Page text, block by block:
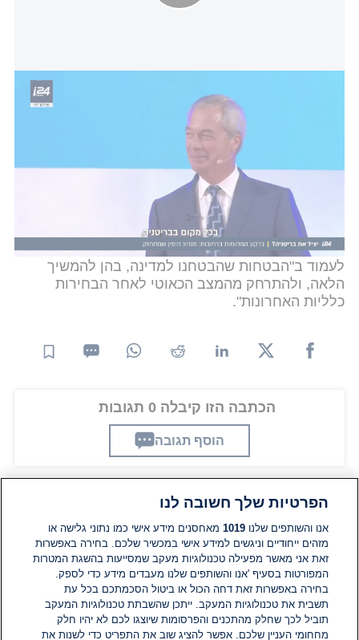
בתוך כך, סטארמר פרסם מכתב בו התייחס להתפטרותו
של שר הבריאות וס סטריטינג, הראשון מבין חברי
הקבינט לנקוט בצעד זה. "אני מצטער על עזיבתו", כתב
וציין כי תוצאות הבחירות המקומיות שנערכו בשבוע
שעבר היו "קשות מאוד".
בהמשך, תיאר את מפלגת הלייבור כמי שנמצאת
ב"מאבק על נשמת האומה שלנו" ציין כי חלק מזה הוא
לעמוד ב"הבטחות שהבטחנו למדינה, בהן להמשיך
הלאה, ולהתרחק מהמצב הכאוטי לאחר הבחירות
כלליות האחרונות".
הכתבה הזו קיבלה 0 תגובות
הוסף תגובה
תגובות
אין עדיין תגובות. היה הראשון להגיב
הוסף תגובה
הפרטיות שלך חשובה לנו
אנו והשותפים שלנו1019 מאחסנים מידע אישי כמו נתוני גלישה או
מזהים ייחודיים וניגשים למידע אישי במכשיר שלכם. בחירה באפשרות
זאת אני מאשר מפעילה טכנולוגיות מעקב שמסייעות בהשגת המטרות
המפורטות בסעיף 'אנו והשותפים שלנו מעבדים מידע כדי לספק.
בחירה באפשרות זאת דחה הכול או ביטול הסכמתכם בכל עת
תשבית את טכנולוגיות המעקב. ייתכן שהשבתת טכנולוגיות המעקב
תוביל לכך שחלק מהתכנים והפרסומות שיוצגו לכם לא יהיו חלק
מחחומי העניין שלכם. אפשר להציג שוב את התפריט כדי לשנות את